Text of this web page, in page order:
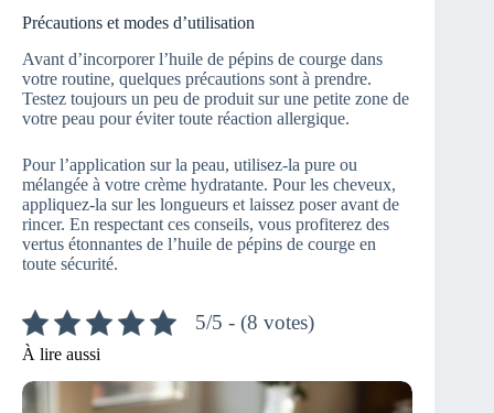
Précautions et modes d’utilisation
Avant d’incorporer l’huile de pépins de courge dans
votre routine, quelques précautions sont à prendre.
Testez toujours un peu de produit sur une petite zone de
votre peau pour éviter toute réaction allergique.
Pour l’application sur la peau, utilisez-la pure ou
mélangée à votre crème hydratante. Pour les cheveux,
appliquez-la sur les longueurs et laissez poser avant de
rincer. En respectant ces conseils, vous profiterez des
vertus étonnantes de l’huile de pépins de courge en
toute sécurité.
5/5 - (8 votes)
À lire aussi